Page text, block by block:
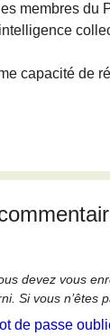
membres du
capacité de
devez vous
Si vous n’êtes
de passe